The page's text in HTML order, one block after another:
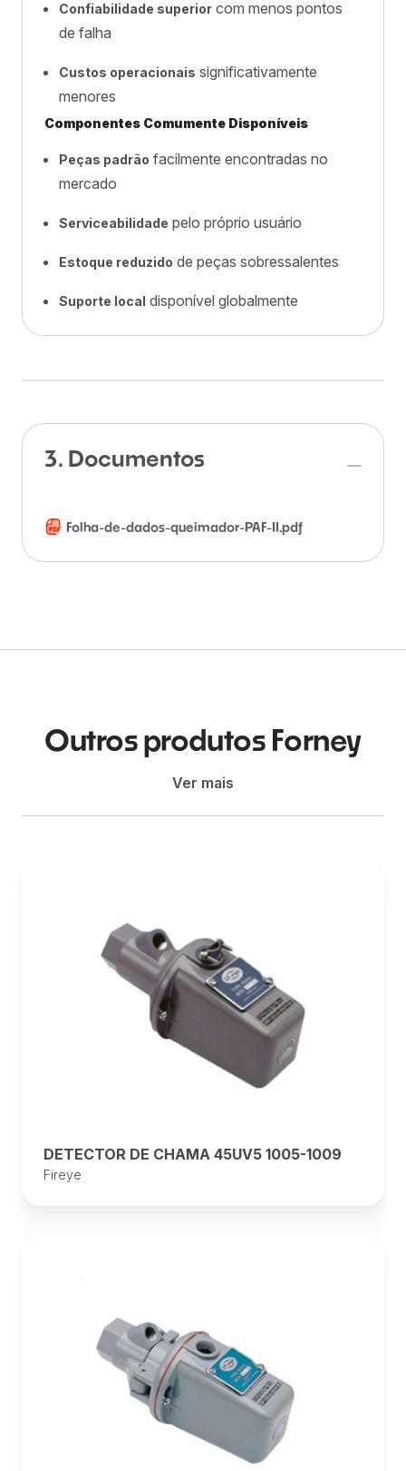
Confiabilidade superior com menos pontos
de falha
Custos operacionais significativamente
menores
Componentes Comumente Disponíveis
Peças padrão facilmente encontradas no
mercado
Serviceabilidade pelo próprio usuário
Estoque reduzido de peças sobressalentes
Suporte local disponível globalmente
3. Documentos
Folha-de-dados-queimador-PAF-II.pdf
Outros produtos Forney
Ver mais
DETECTOR DE CHAMA 45UV5 1005-1009
Fireye